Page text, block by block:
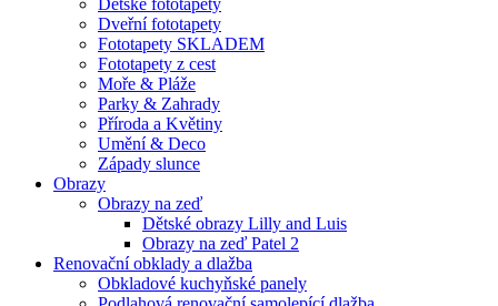
Dveřní fototapety
Fototapety SKLADEM
Fototapety z cest
Moře & Pláže
Parky & Zahrady
Příroda a Květiny
Umění & Deco
Západy slunce
Obrazy
Obrazy na zeď
Dětské obrazy Lilly and Luis
Obrazy na zeď Patel 2
Renovační obklady a dlažba
Obkladové kuchyňské panely